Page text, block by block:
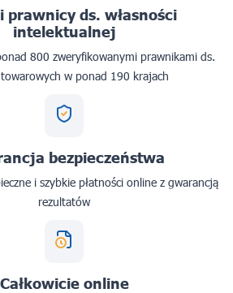
prawnicy ds. własności
intelektualnej
800 zweryfikowanymi prawnikami ds.
w ponad 190 krajach
bezpieczeństwa
i szybkie płatności online z gwarancją
rezultatów
Całkowicie online